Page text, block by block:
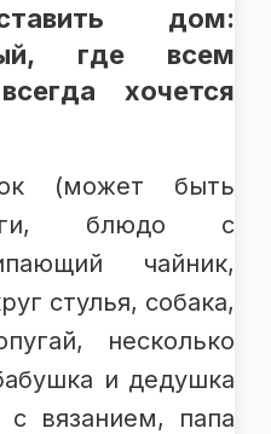
дом:
где всем
хочется
(может быть
блюдо с
чайник,
стулья, собака,
несколько
и дедушка
с вязанием, папа